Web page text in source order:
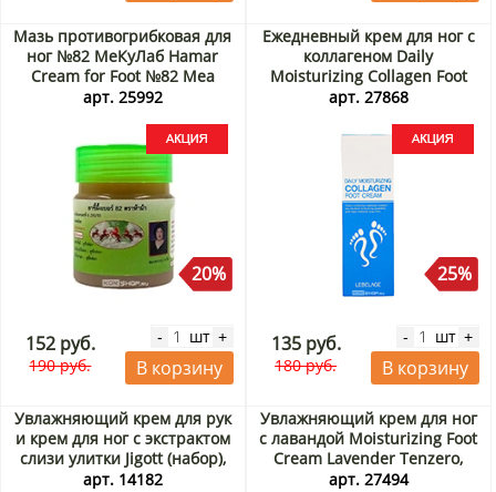
Мазь противогрибковая для
ног №82 МеКуЛаб Hamar
Cream for Foot №82 Mea
Kulub Novolife, Таиланд, 5 г
арт. 25992
20%
152 руб.
190 руб.
- шт +
В корзину
Ежедневный крем для ног с
коллагеном Daily
Moisturizing Collagen Foot
Cream Lebelage, Корея, 100
арт. 27868
25%
135 руб.
180 руб.
- шт +
В корзину
Увлажняющий крем для рук
и крем для ног с экстрактом
слизи улитки Jigott (набор),
Корея Акция
арт. 14182
Увлажняющий крем для ног
с лавандой Moisturizing Foot
Cream Lavender Tenzero,
Корея, 100 г Акция
арт. 27494